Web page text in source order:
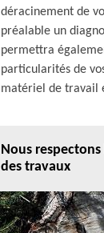
déracinement de
préalable un
permettra
particularités de
matériel de travail
Nous
des travaux